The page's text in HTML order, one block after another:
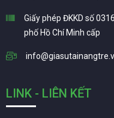
Giấy phép ĐKKD số
phố Hồ Chí Minh cấp
LINK - LIÊN KẾT